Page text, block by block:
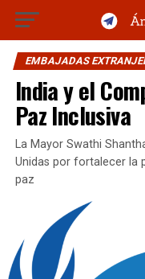
EMBAJADAS
India y el
Paz Inclusiva
La Mayor Swathi
Unidas por fortalecer la
paz